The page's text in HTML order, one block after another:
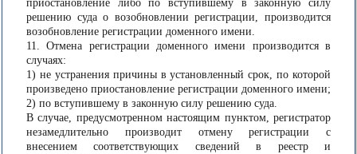
приостановление либо по вступившему в законную силу
решению суда о возобновлении регистрации, производится
возобновление регистрации доменного имени.
11. Отмена регистрации доменного имени производится в
случаях:
1) не устранения причины в установленный срок, по которой
произведено приостановление регистрации доменного имени;
2) по вступившему в законную силу решению суда.
В случае, предусмотренном настоящим пунктом, регистратор
незамедлительно производит отмену регистрации с
внесением соответствующих сведений в реестр и